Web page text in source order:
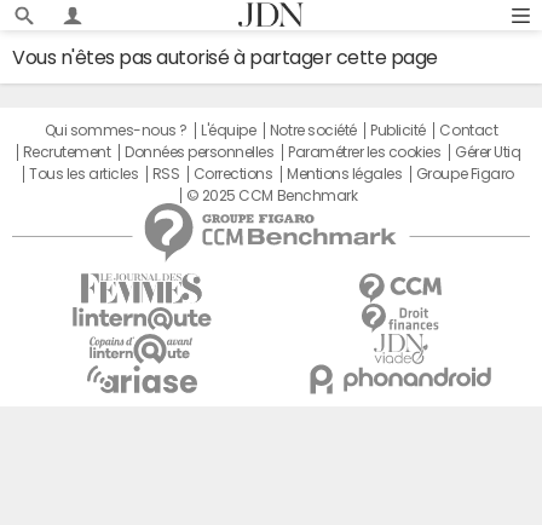
Vous n'êtes pas autorisé à partager cette page
Qui sommes-nous ? L'équipe Notre société Publicité
Contact
Recrutement
Données personnelles Paramétrer les cookies
Gérer Utiq
Tous les articles
RSS Corrections Mentions légales
Groupe Figaro
© 2025 CCM Benchmark